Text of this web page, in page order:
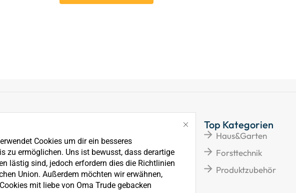
Cookies um dir ein besseres
zu ermöglichen. Uns ist bewusst, dass derartige
lästig sind, jedoch erfordern dies die Richtlinien
Union. Außerdem möchten wir erwähnen,
mit liebe von Oma Trude gebacken
News
Kontakt
Top Kategorien
Haus&Garten
Forsttechnik
Produktzubehör